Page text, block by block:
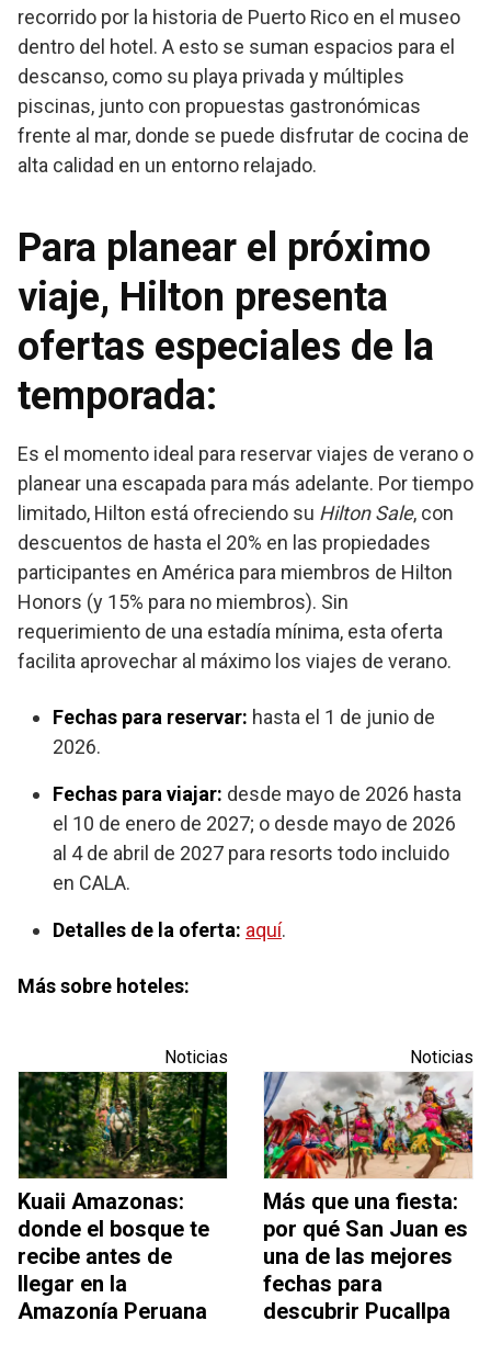
recorrido por la historia de Puerto Rico en el museo
dentro del hotel. A esto se suman espacios para el
descanso, como su playa privada y múltiples
piscinas, junto con propuestas gastronómicas
frente al mar, donde se puede disfrutar de cocina de
alta calidad en un entorno relajado.
Para planear el próximo
viaje, Hilton presenta
ofertas especiales de la
temporada:
Es el momento ideal para reservar viajes de verano o
planear una escapada para más adelante. Por tiempo
limitado, Hilton está ofreciendo su Hilton Sale, con
descuentos de hasta el 20% en las propiedades
participantes en América para miembros de Hilton
Honors (y 15% para no miembros). Sin
requerimiento de una estadía mínima, esta oferta
facilita aprovechar al máximo los viajes de verano.
Fechas para reservar: hasta el 1 de junio de
2026.
Fechas para viajar: desde mayo de 2026 hasta
el 10 de enero de 2027; o desde mayo de 2026
al 4 de abril de 2027 para resorts todo incluido
en CALA.
Detalles de la oferta: aquí.
Más sobre hoteles:
Noticias
Kuaii Amazonas:
donde el bosque te
recibe antes de
llegar en la
Amazonía Peruana
Noticias
Más que una fiesta:
por qué San Juan es
una de las mejores
fechas para
descubrir Pucallpa